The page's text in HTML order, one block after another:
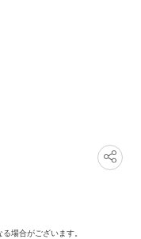
場合がございます。